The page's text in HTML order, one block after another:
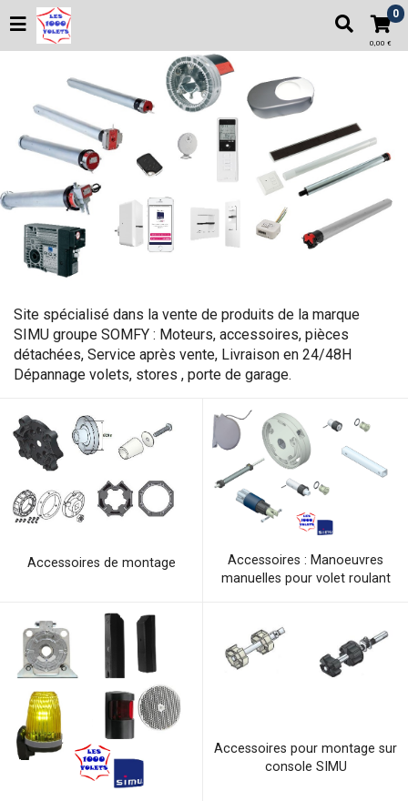
0
0,00 €
Site spécialisé dans la vente de produits de la marque
SIMU groupe SOMFY : Moteurs, accessoires, pièces
détachées, Service après vente, Livraison en 24/48H
Dépannage volets, stores , porte de garage.
Accessoires de montage
Accessoires : Manoeuvres
manuelles pour volet roulant
Accessoires pour montage sur
console SIMU